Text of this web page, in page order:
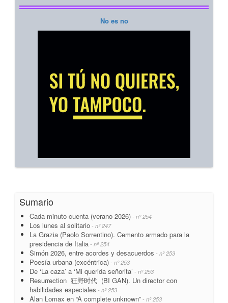
No es no
Sumario
Cada minuto cuenta (verano 2026) - nº 254
Los lunes al solitario - nº 247
La Grazia (Paolo Sorrentino). Cemento armado para la
presidencia de Italia - nº 254
Simón 2026, entre acordes y desacuerdos - nº 253
Poesía urbana (excéntrica) - nº 253
De ‘La caza’ a ‘Mi querida señorita’ - nº 253
Resurrection 狂野时代 (BI GAN). Un director con
habilidades especiales - nº 253
Alan Lomax en “A complete unknown” - nº 253